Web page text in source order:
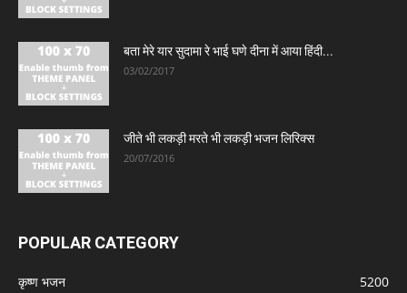
बता मेरे यार सुदामा रे भाई घणे दीना में आया हिंदी...
03/02/2017
जीते भी लकड़ी मरते भी लकड़ी भजन लिरिक्स
20/07/2016
POPULAR CATEGORY
कृष्ण भजन
5200